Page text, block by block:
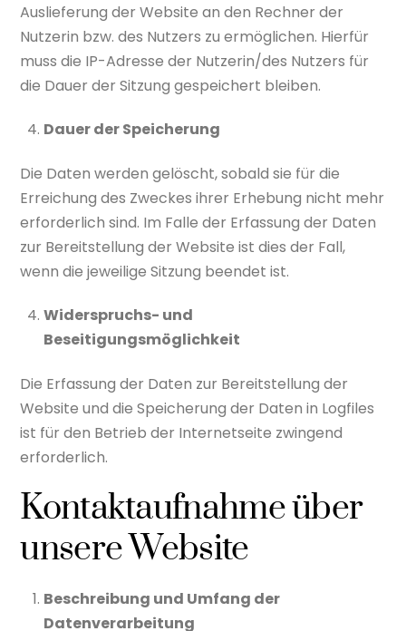
Auslieferung der Website an den Rechner der
Nutzerin bzw. des Nutzers zu ermöglichen. Hierfür
muss die IP-Adresse der Nutzerin/des Nutzers für
die Dauer der Sitzung gespeichert bleiben.
Dauer der Speicherung
Die Daten werden gelöscht, sobald sie für die
Erreichung des Zweckes ihrer Erhebung nicht mehr
erforderlich sind. Im Falle der Erfassung der Daten
zur Bereitstellung der Website ist dies der Fall,
wenn die jeweilige Sitzung beendet ist.
Widerspruchs- und
Beseitigungsmöglichkeit
Die Erfassung der Daten zur Bereitstellung der
Website und die Speicherung der Daten in Logfiles
ist für den Betrieb der Internetseite zwingend
erforderlich.
Kontaktaufnahme über
unsere Website
Beschreibung und Umfang der
Datenverarbeitung